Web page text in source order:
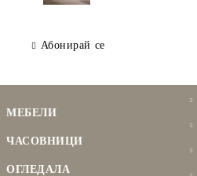
Абонирай се
МЕБЕЛИ
ЧАСОВНИЦИ
ОГЛЕДАЛА